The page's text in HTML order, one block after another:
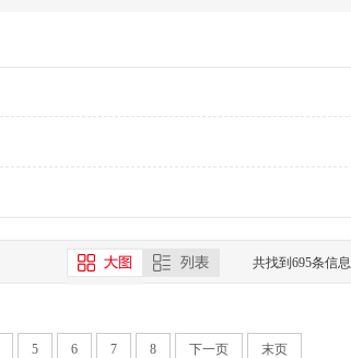
共找到695条信息
5 6 7 8 下一页 末页